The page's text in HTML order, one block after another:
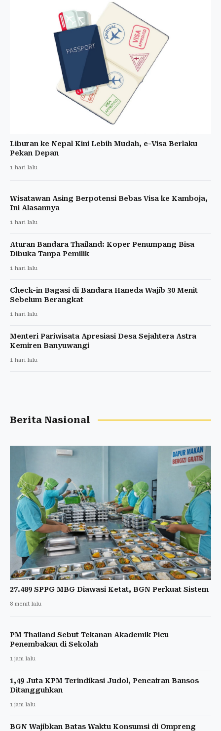
Liburan ke Nepal Kini Lebih Mudah, e-Visa Berlaku
Pekan Depan
1 hari lalu
Wisatawan Asing Berpotensi Bebas Visa ke Kamboja,
Ini Alasannya
1 hari lalu
Aturan Bandara Thailand: Koper Penumpang Bisa
Dibuka Tanpa Pemilik
1 hari lalu
Check-in Bagasi di Bandara Haneda Wajib 30 Menit
Sebelum Berangkat
1 hari lalu
Menteri Pariwisata Apresiasi Desa Sejahtera Astra
Kemiren Banyuwangi
1 hari lalu
Berita Nasional
27.489 SPPG MBG Diawasi Ketat, BGN Perkuat Sistem
8 menit lalu
PM Thailand Sebut Tekanan Akademik Picu
Penembakan di Sekolah
1 jam lalu
1,49 Juta KPM Terindikasi Judol, Pencairan Bansos
Ditangguhkan
1 jam lalu
BGN Wajibkan Batas Waktu Konsumsi di Ompreng